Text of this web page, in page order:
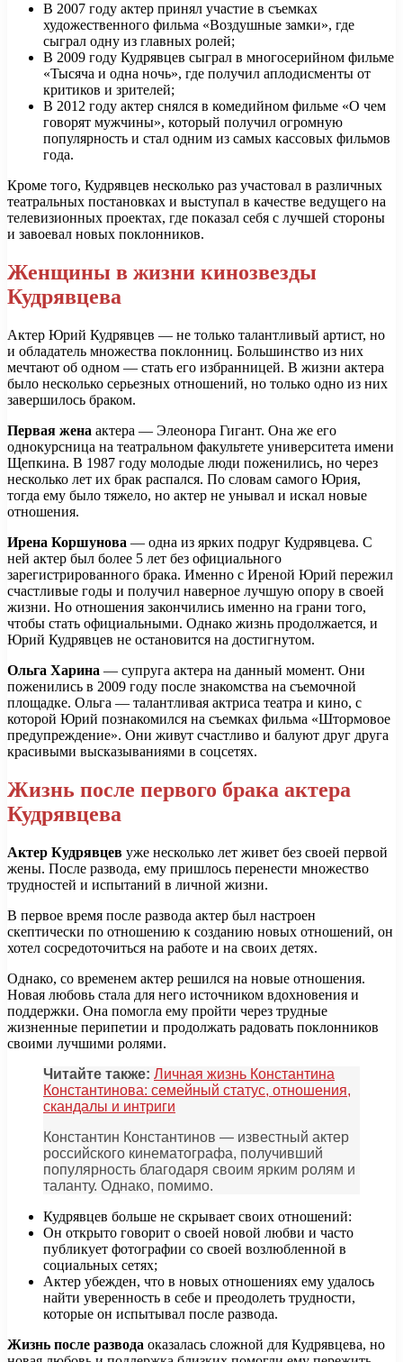
В 2007 году актер принял участие в съемках
художественного фильма «Воздушные замки», где
сыграл одну из главных ролей;
В 2009 году Кудрявцев сыграл в многосерийном фильме
«Тысяча и одна ночь», где получил аплодисменты от
критиков и зрителей;
В 2012 году актер снялся в комедийном фильме «О чем
говорят мужчины», который получил огромную
популярность и стал одним из самых кассовых фильмов
года.
Кроме того, Кудрявцев несколько раз участовал в различных
театральных постановках и выступал в качестве ведущего на
телевизионных проектах, где показал себя с лучшей стороны
и завоевал новых поклонников.
Женщины в жизни кинозвезды
Кудрявцева
Актер Юрий Кудрявцев — не только талантливый артист, но
и обладатель множества поклонниц. Большинство из них
мечтают об одном — стать его избранницей. В жизни актера
было несколько серьезных отношений, но только одно из них
завершилось браком.
Первая жена актера — Элеонора Гигант. Она же его
однокурсница на театральном факультете университета имени
Щепкина. В 1987 году молодые люди поженились, но через
несколько лет их брак распался. По словам самого Юрия,
тогда ему было тяжело, но актер не унывал и искал новые
отношения.
Ирена Коршунова — одна из ярких подруг Кудрявцева. С
ней актер был более 5 лет без официального
зарегистрированного брака. Именно с Иреной Юрий пережил
счастливые годы и получил наверное лучшую опору в своей
жизни. Но отношения закончились именно на грани того,
чтобы стать официальными. Однако жизнь продолжается, и
Юрий Кудрявцев не остановится на достигнутом.
Ольга Харина — супруга актера на данный момент. Они
поженились в 2009 году после знакомства на съемочной
площадке. Ольга — талантливая актриса театра и кино, с
которой Юрий познакомился на съемках фильма «Штормовое
предупреждение». Они живут счастливо и балуют друг друга
красивыми высказываниями в соцсетях.
Жизнь после первого брака актера
Кудрявцева
Актер Кудрявцев уже несколько лет живет без своей первой
жены. После развода, ему пришлось перенести множество
трудностей и испытаний в личной жизни.
В первое время после развода актер был настроен
скептически по отношению к созданию новых отношений, он
хотел сосредоточиться на работе и на своих детях.
Однако, со временем актер решился на новые отношения.
Новая любовь стала для него источником вдохновения и
поддержки. Она помогла ему пройти через трудные
жизненные перипетии и продолжать радовать поклонников
своими лучшими ролями.
Читайте также: Личная жизнь Константина
Константинова: семейный статус, отношения,
скандалы и интриги
Константин Константинов — известный актер
российского кинематографа, получивший
популярность благодаря своим ярким ролям и
таланту. Однако, помимо.
Кудрявцев больше не скрывает своих отношений:
Он открыто говорит о своей новой любви и часто
публикует фотографии со своей возлюбленной в
социальных сетях;
Актер убежден, что в новых отношениях ему удалось
найти уверенность в себе и преодолеть трудности,
которые он испытывал после развода.
Жизнь после развода оказалась сложной для Кудрявцева, но